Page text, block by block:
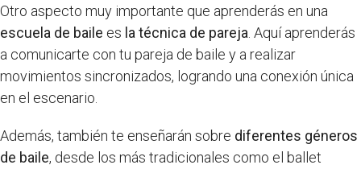
Otro aspecto muy importante que aprenderás en una
escuela de baile es la técnica de pareja . Aquí aprenderás
a comunicarte con tu pareja de baile y a realizar
movimientos sincronizados, logrando una conexión única
en el escenario.
Además, también te enseñarán sobre diferentes géneros
de baile, desde los más tradicionales como el ballet